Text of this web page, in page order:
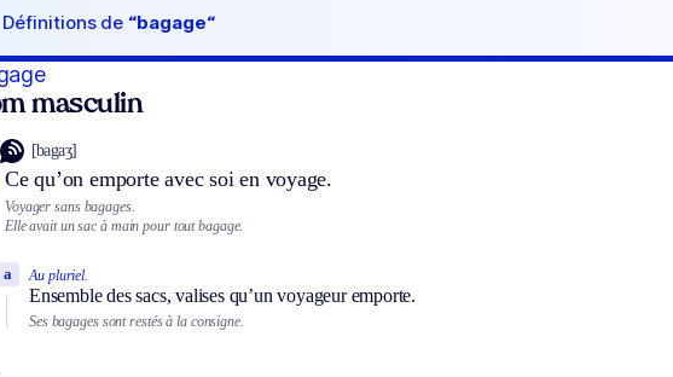
Définitions de “bagage“
masculin
[bagaʒ]
Ce qu’on emporte avec soi en voyage.
Voyager sans bagages.
Elle avait un sac à main pour tout bagage.
Au pluriel.
Ensemble des sacs, valises qu’un voyageur emporte.
a
Ses bagages sont restés à la consigne.